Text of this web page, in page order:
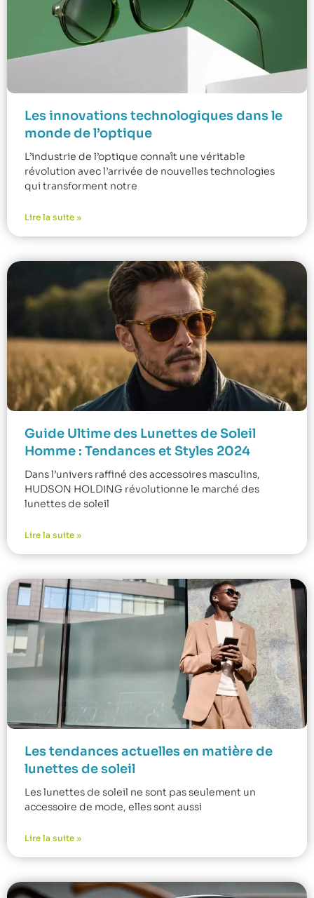
Les innovations technologiques dans le
monde de l’optique
L’industrie de l’optique connaît une véritable
révolution avec l’arrivée de nouvelles technologies
qui transforment notre
Lire la suite »
Guide Ultime des Lunettes de Soleil
Homme : Tendances et Styles 2024
Dans l’univers raffiné des accessoires masculins,
HUDSON HOLDING révolutionne le marché des
lunettes de soleil
Lire la suite »
Les tendances actuelles en matière de
lunettes de soleil
Les lunettes de soleil ne sont pas seulement un
accessoire de mode, elles sont aussi
Lire la suite »